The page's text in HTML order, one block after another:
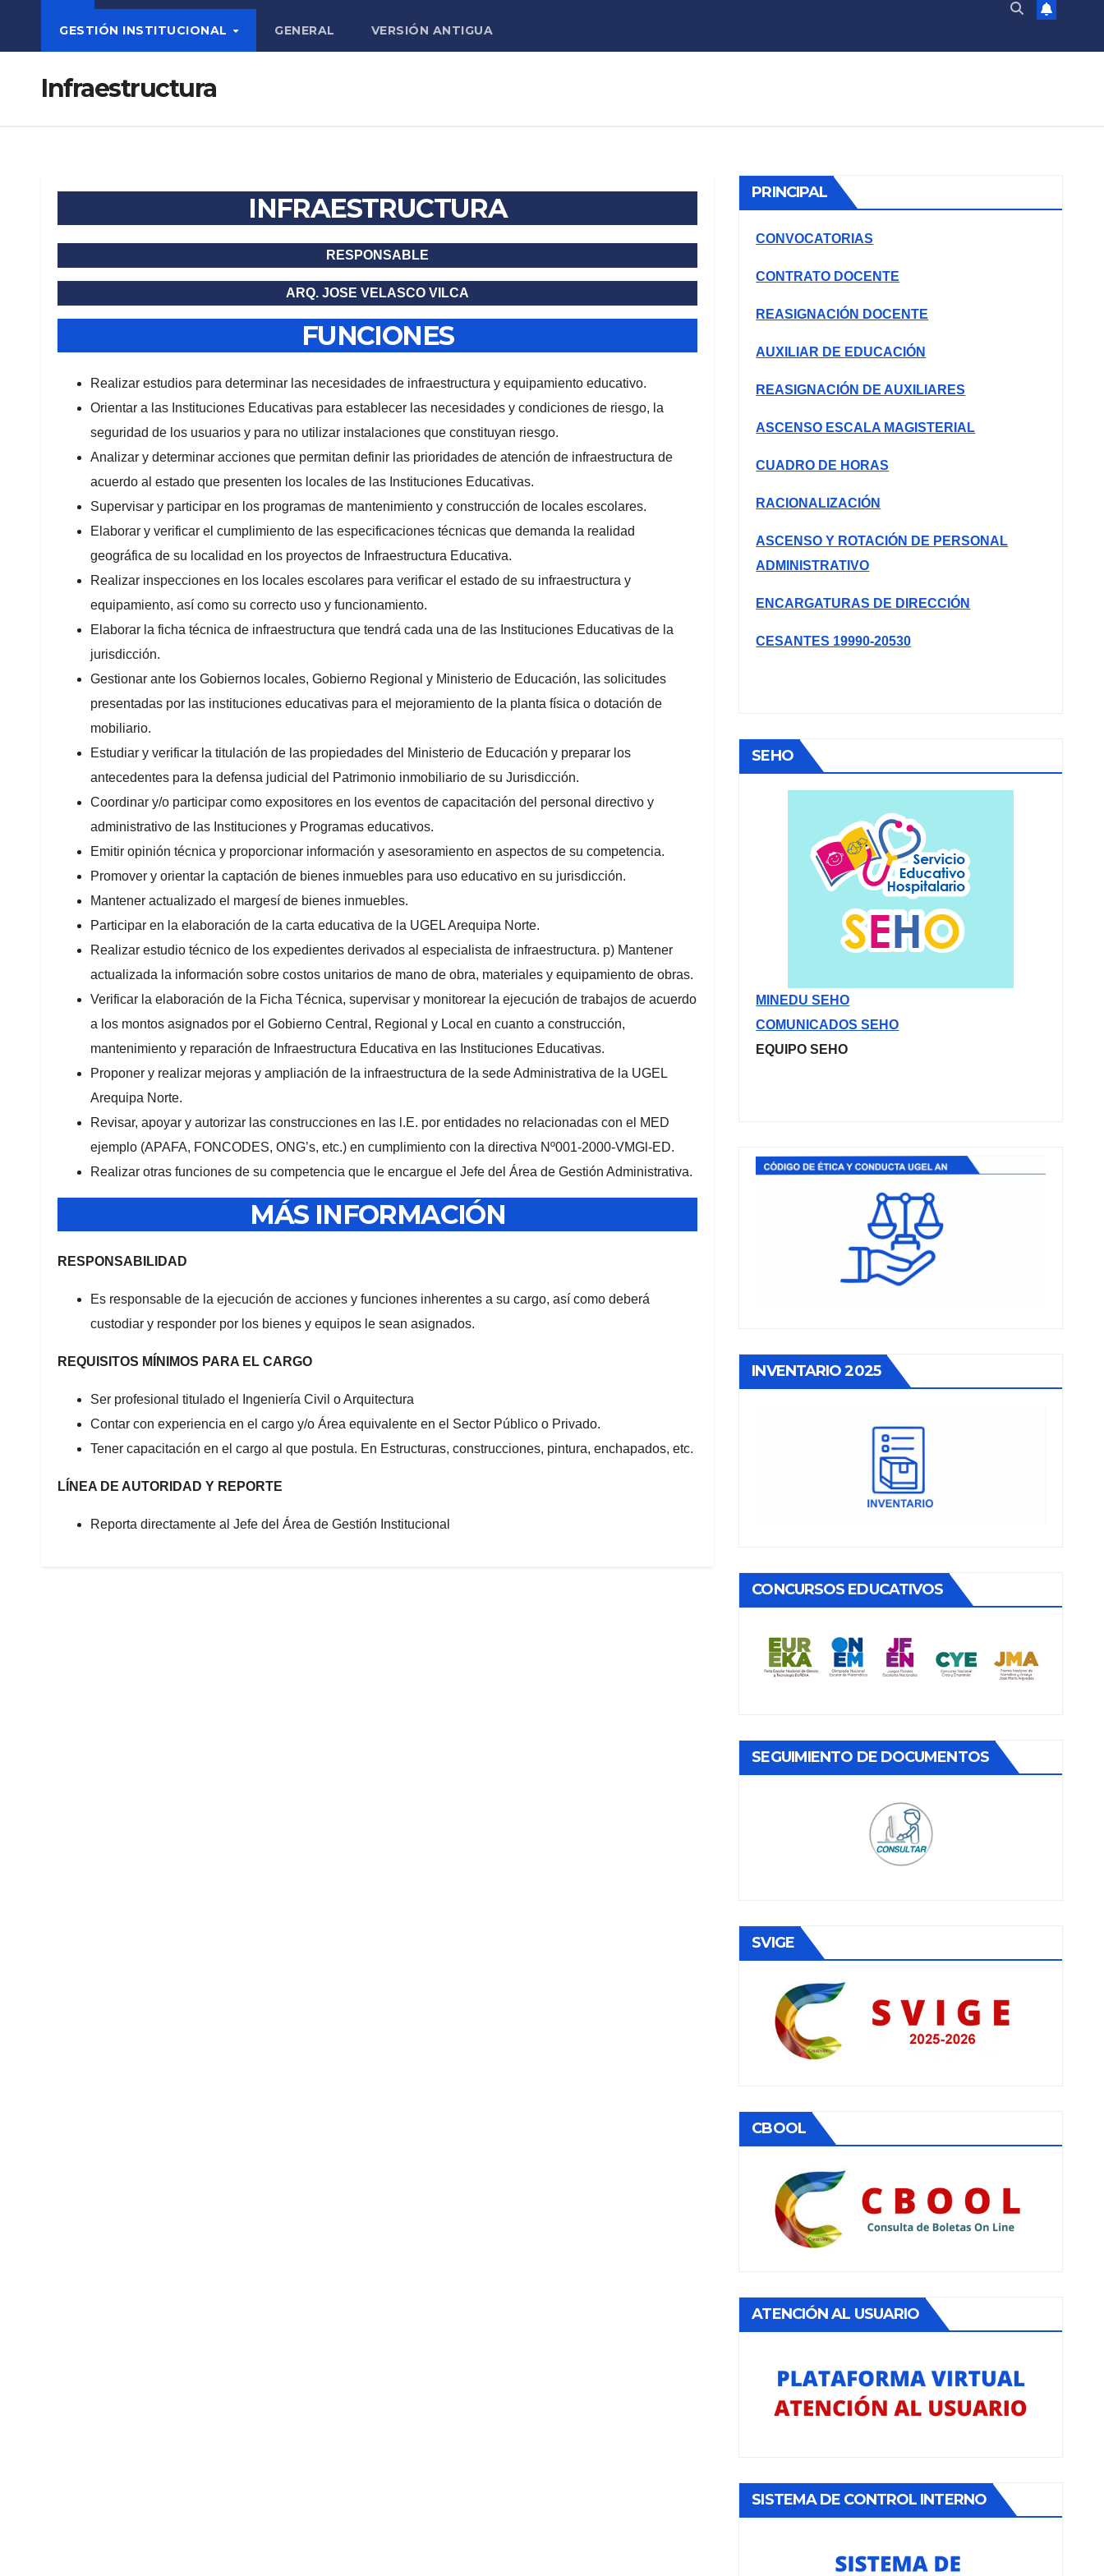
GESTIÓN INSTITUCIONAL GENERAL VERSIÓN ANTIGUA
Infraestructura
INFRAESTRUCTURA
RESPONSABLE
ARQ. JOSE VELASCO VILCA
FUNCIONES
Realizar estudios para determinar las necesidades de infraestructura y equipamiento educativo.
Orientar a las Instituciones Educativas para establecer las necesidades y condiciones de riesgo, la
seguridad de los usuarios y para no utilizar instalaciones que constituyan riesgo.
Analizar y determinar acciones que permitan definir las prioridades de atención de infraestructura de
acuerdo al estado que presenten los locales de las Instituciones Educativas.
Supervisar y participar en los programas de mantenimiento y construcción de locales escolares.
Elaborar y verificar el cumplimiento de las especificaciones técnicas que demanda la realidad
geográfica de su localidad en los proyectos de Infraestructura Educativa.
Realizar inspecciones en los locales escolares para verificar el estado de su infraestructura y
equipamiento, así como su correcto uso y funcionamiento.
Elaborar la ficha técnica de infraestructura que tendrá cada una de las Instituciones Educativas de la
jurisdicción.
Gestionar ante los Gobiernos locales, Gobierno Regional y Ministerio de Educación, las solicitudes
presentadas por las instituciones educativas para el mejoramiento de la planta física o dotación de
mobiliario.
Estudiar y verificar la titulación de las propiedades del Ministerio de Educación y preparar los
antecedentes para la defensa judicial del Patrimonio inmobiliario de su Jurisdicción.
Coordinar y/o participar como expositores en los eventos de capacitación del personal directivo y
administrativo de las Instituciones y Programas educativos.
Emitir opinión técnica y proporcionar información y asesoramiento en aspectos de su competencia.
Promover y orientar la captación de bienes inmuebles para uso educativo en su jurisdicción.
Mantener actualizado el margesí de bienes inmuebles.
Participar en la elaboración de la carta educativa de la UGEL Arequipa Norte.
Realizar estudio técnico de los expedientes derivados al especialista de infraestructura. p) Mantener
actualizada la información sobre costos unitarios de mano de obra, materiales y equipamiento de obras.
Verificar la elaboración de la Ficha Técnica, supervisar y monitorear la ejecución de trabajos de acuerdo
a los montos asignados por el Gobierno Central, Regional y Local en cuanto a construcción,
mantenimiento y reparación de Infraestructura Educativa en las Instituciones Educativas.
Proponer y realizar mejoras y ampliación de la infraestructura de la sede Administrativa de la UGEL
Arequipa Norte.
Revisar, apoyar y autorizar las construcciones en las l.E. por entidades no relacionadas con el MED
ejemplo (APAFA, FONCODES, ONG’s, etc.) en cumplimiento con la directiva Nº001-2000-VMGl-ED.
Realizar otras funciones de su competencia que le encargue el Jefe del Área de Gestión Administrativa.
MÁS INFORMACIÓN
RESPONSABILIDAD
Es responsable de la ejecución de acciones y funciones inherentes a su cargo, así como deberá
custodiar y responder por los bienes y equipos le sean asignados.
REQUISITOS MÍNIMOS PARA EL CARGO
Ser profesional titulado el Ingeniería Civil o Arquitectura
Contar con experiencia en el cargo y/o Área equivalente en el Sector Público o Privado.
Tener capacitación en el cargo al que postula. En Estructuras, construcciones, pintura, enchapados, etc.
LÍNEA DE AUTORIDAD Y REPORTE
Reporta directamente al Jefe del Área de Gestión Institucional
PRINCIPAL
CONVOCATORIAS
CONTRATO DOCENTE
REASIGNACIÓN DOCENTE
AUXILIAR DE EDUCACIÓN
REASIGNACIÓN DE AUXILIARES
ASCENSO ESCALA MAGISTERIAL
CUADRO DE HORAS
RACIONALIZACIÓN
ASCENSO Y ROTACIÓN DE PERSONAL
ADMINISTRATIVO
ENCARGATURAS DE DIRECCIÓN
CESANTES 19990-20530
SEHO
MINEDU SEHO
COMUNICADOS SEHO
EQUIPO SEHO
INVENTARIO 2025
CONCURSOS EDUCATIVOS
SEGUIMIENTO DE DOCUMENTOS
SVIGE
CBOOL
ATENCIÓN AL USUARIO
SISTEMA DE CONTROL INTERNO